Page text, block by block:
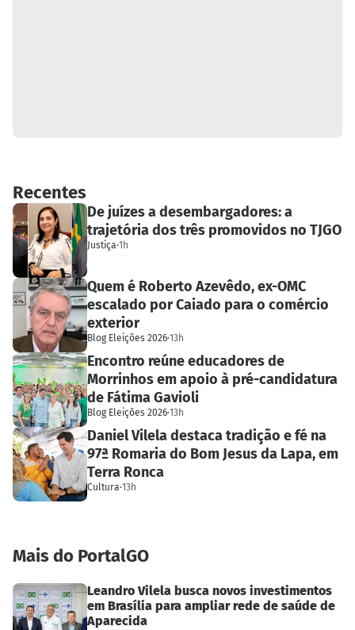
Recentes
De juízes a desembargadores: a
trajetória dos três promovidos no TJGO
Justiça·1h
Quem é Roberto Azevêdo, ex-OMC
escalado por Caiado para o comércio
exterior
Blog Eleições 2026·13h
Encontro reúne educadores de
Morrinhos em apoio à pré-candidatura
de Fátima Gavioli
Blog Eleições 2026·13h
Daniel Vilela destaca tradição e fé na
97ª Romaria do Bom Jesus da Lapa, em
Terra Ronca
Cultura·13h
Mais do PortalGO
Leandro Vilela busca novos investimentos
em Brasília para ampliar rede de saúde de
Aparecida